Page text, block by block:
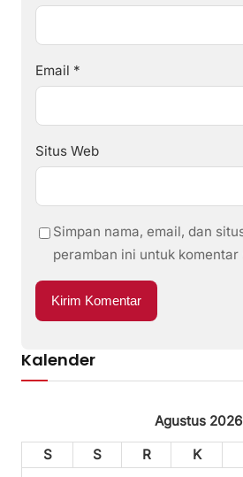
Email *
Situs Web
Simpan nama, email, dan
peramban ini untuk
Kalender
Agustus 2026
S
S R K